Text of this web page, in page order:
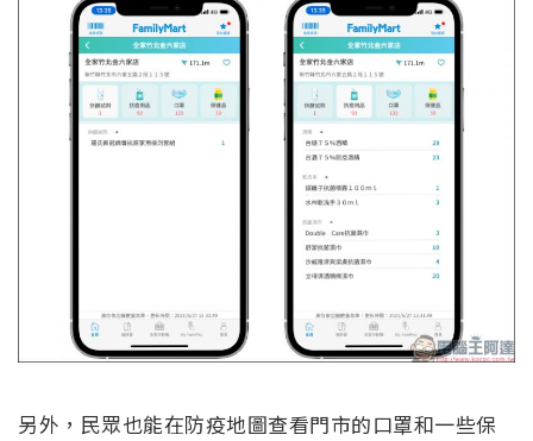
另外，民眾也能在防疫地圖查看門市的口罩和一些保